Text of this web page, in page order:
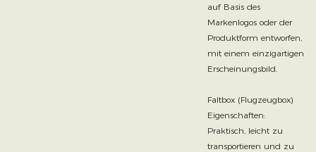
auf Basis des
Markenlogos oder der
Produktform entworfen,
mit einem einzigartigen
Erscheinungsbild.
Faltbox (Flugzeugbox)
Eigenschaften:
Praktisch, leicht zu
transportieren und zu